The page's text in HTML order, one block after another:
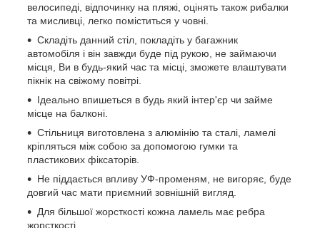
велосипеді, відпочинку на пляжі, оцінять також рибалки
та мисливці, легко поміститься у човні.
Складіть данний стіл, покладіть у багажник
автомобіля і він завжди буде під рукою, не займаючи
місця, Ви в будь-який час та місці, зможете влаштувати
пікнік на свіжому повітрі.
Ідеально впишеться в будь який інтер'єр чи займе
місце на балконі.
Стільниця виготовлена з алюмінію та сталі, ламелі
кріпляться між собою за допомогою гумки та
пластикових фіксаторів.
Не піддається впливу УФ-променям, не вигоряє, буде
довгий час мати приємний зовнішній вигляд.
Для більшої жорсткості кожна ламель має ребра
жорсткості.